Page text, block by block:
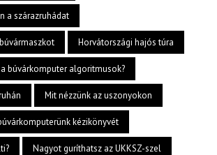
a szárazruhádat
Horvátországi hajós túra
búvárkomputer algoritmusok?
Mit nézzünk az uszonyokon
kézikönyvét
Nagyot guríthatsz az UKKSZ-szel